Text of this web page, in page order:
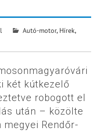
Autó-motor, Hírek,
két kútkezelő
robogott el
után – közölte
Rendőr-